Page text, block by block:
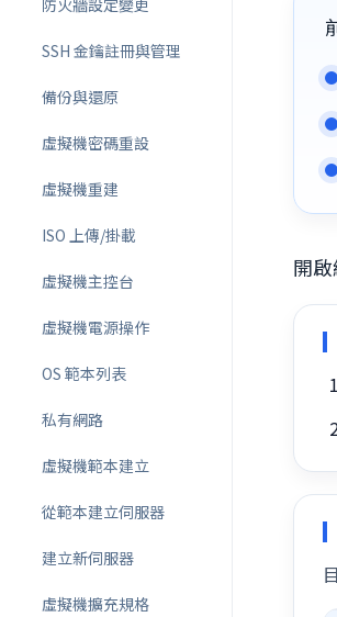
防火牆設定變更
SSH 金鑰註冊與管理
備份與還原
虛擬機密碼重設
虛擬機重建
ISO 上傳/掛載
虛擬機主控台
虛擬機電源操作
OS 範本列表
私有網路
虛擬機範本建立
從範本建立伺服器
建立新伺服器
虛擬機擴充規格
開